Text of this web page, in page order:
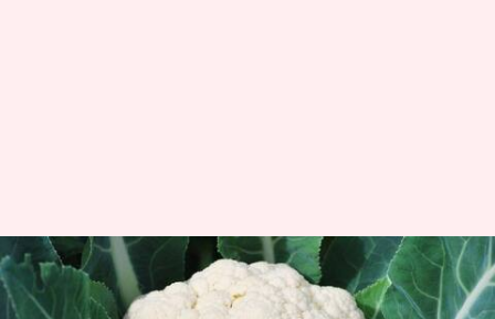
कई खास पोषक तत्वों से भरपूर होती
है फूलगोभी, जानिए इसके फायदे